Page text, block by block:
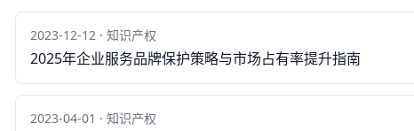
2023-12-12 · 知识产权
2025年企业服务品牌保护策略与市场占有率提升指南
2023-04-01 · 知识产权